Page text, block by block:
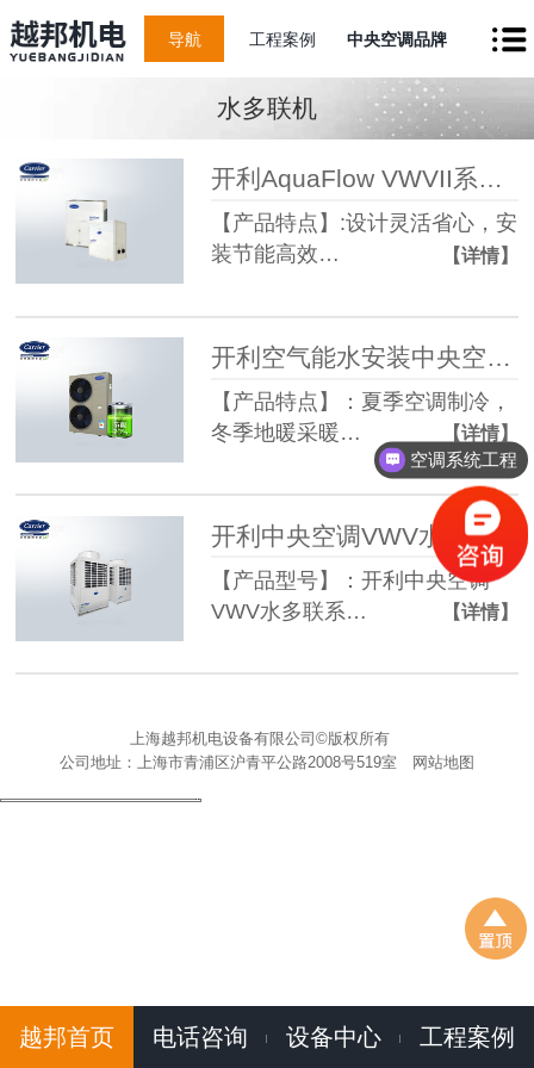
导航 工程案例 中央空调品牌
水多联机
开利AquaFlow VWVII系列水多联机
【产品特点】:设计灵活省心，安
装节能高效…
【详情】
开利空气能水安装中央空调地暖两联供
【产品特点】：夏季空调制冷，
冬季地暖采暖…
【详情】
开利中央空调VWV水多联系列
【产品型号】：开利中央空调
VWV水多联系…
【详情】
上海越邦机电设备有限公司©版权所有
公司地址：上海市青浦区沪青平公路2008号519室
网站地图
越邦首页 电话咨询 设备中心 工程案例
空调系统工程